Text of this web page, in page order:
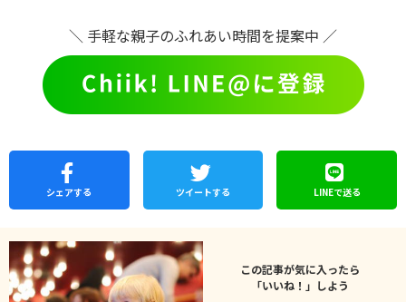
＼ 手軽な親子のふれあい時間を提案中 ／
シェアする ツイートする LINEで送る
この記事が気に入ったら
「いいね！」しよう